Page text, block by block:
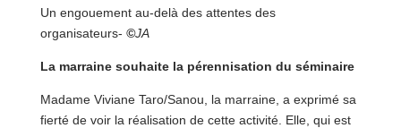
Un engouement au-delà des attentes des
organisateurs- ©JA
La marraine souhaite la pérennisation du séminaire
Madame Viviane Taro/Sanou, la marraine, a exprimé sa
fierté de voir la réalisation de cette activité. Elle, qui est